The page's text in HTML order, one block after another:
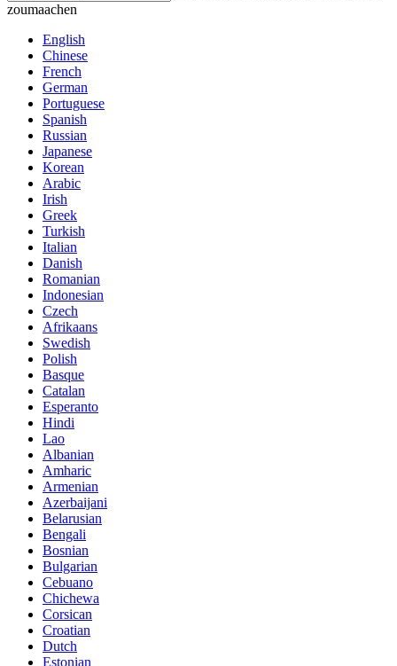
zoumaachen
English
Chinese
French
German
Portuguese
Spanish
Russian
Japanese
Korean
Arabic
Irish
Greek
Turkish
Italian
Danish
Romanian
Indonesian
Czech
Afrikaans
Swedish
Polish
Basque
Catalan
Esperanto
Hindi
Lao
Albanian
Amharic
Armenian
Azerbaijani
Belarusian
Bengali
Bosnian
Bulgarian
Cebuano
Chichewa
Corsican
Croatian
Dutch
Estonian